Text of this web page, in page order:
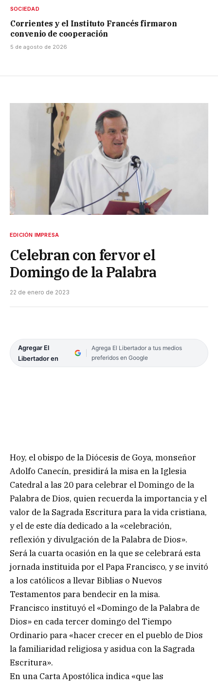
SOCIEDAD
Corrientes y el Instituto Francés firmaron
convenio de cooperación
5 de agosto de 2026
EDICIÓN IMPRESA
Celebran con fervor el
Domingo de la Palabra
22 de enero de 2023
Agregar El
Libertador en
Agrega El Libertador a tus medios
preferidos en Google
Hoy, el obispo de la Diócesis de Goya, monseñor
Adolfo Canecín, presidirá la misa en la Iglesia
Catedral a las 20 para celebrar el Domingo de la
Palabra de Dios, quien recuerda la importancia y el
valor de la Sagrada Escritura para la vida cristiana,
y el de este día dedicado a la «celebración,
reflexión y divulgación de la Palabra de Dios».
Será la cuarta ocasión en la que se celebrará esta
jornada instituida por el Papa Francisco, y se invitó
a los católicos a llevar Biblias o Nuevos
Testamentos para bendecir en la misa.
Francisco instituyó el «Domingo de la Palabra de
Dios» en cada tercer domingo del Tiempo
Ordinario para «hacer crecer en el pueblo de Dios
la familiaridad religiosa y asidua con la Sagrada
Escritura».
En una Carta Apostólica indica «que las